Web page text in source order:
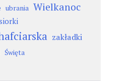
ubrania Wielkanoc
zakładki
Święta